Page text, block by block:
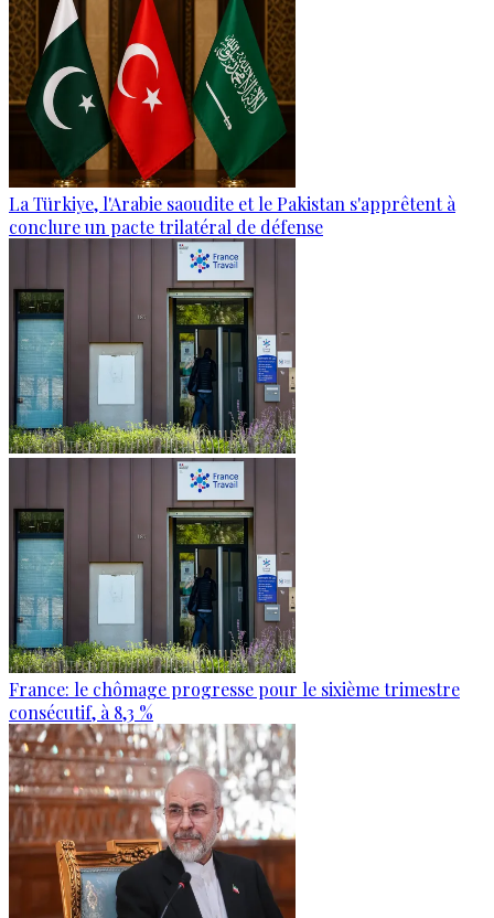
La Türkiye, l'Arabie saoudite et le Pakistan s'apprêtent à
conclure un pacte trilatéral de défense
France: le chômage progresse pour le sixième trimestre
consécutif, à 8,3 %